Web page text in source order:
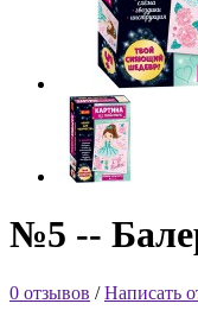
№5 --
0 отзывов /Написать